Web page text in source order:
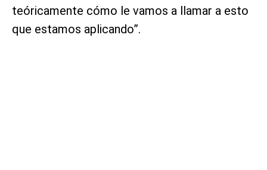
teóricamente cómo le vamos a llamar a esto
que estamos aplicando”.